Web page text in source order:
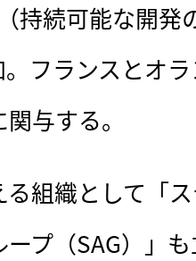
持続可能な開発
フランスとオ
与する。
組織として「
プ（SAG）」